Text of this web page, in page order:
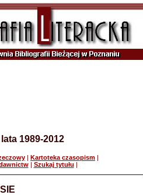
1989-2012
| Kartoteka czasopism |
| Szukaj tytułu |